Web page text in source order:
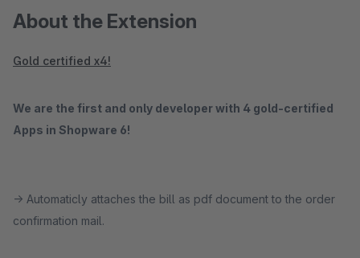
About the Extension
Gold certified x4!
We are the first and only developer with 4 gold-certified
Apps in Shopware 6!
→ Automaticly attaches the bill as pdf document to the order
confirmation mail.